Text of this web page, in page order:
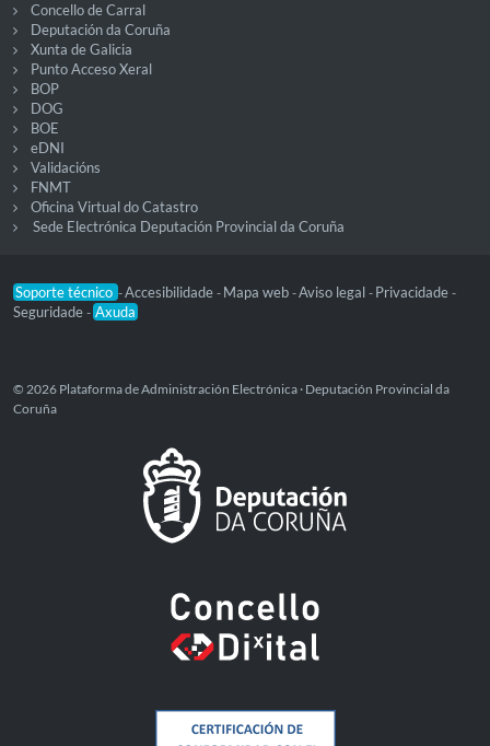
Concello de Carral
Deputación da Coruña
Xunta de Galicia
Punto Acceso Xeral
BOP
DOG
BOE
eDNI
Validacións
FNMT
Oficina Virtual do Catastro
Sede Electrónica Deputación Provincial da Coruña
Soporte técnico -Accesibilidade - Mapa web -Aviso legal - Privacidade -
Seguridade - Axuda
© 2026 Plataforma de Administración Electrónica · Deputación Provincial da
Coruña